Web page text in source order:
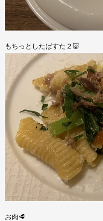
もちっとしたぱすた２🐷
お肉🥩